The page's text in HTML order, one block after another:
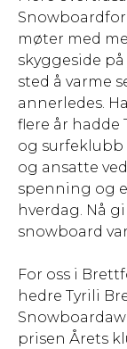
møter med
skyggeside
sted å varme
annerledes.
flere år hadde
og surfeklubb
og ansatte
spenning og
hverdag. Nå
snowboard
For oss i
hedre Tyrili
prisen Årets